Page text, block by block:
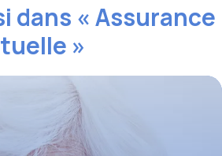
dans « Assurance
»